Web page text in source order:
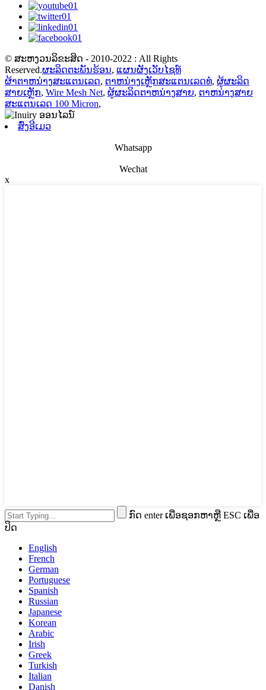
© ສະຫງວນລິຂະສິດ - 2010-2022 : All Rights
Reserved.ຜະລິດຕະພັນຮ້ອນ, ແຜນຜັງເວັບໄຊທ໌
ຜ້າຕາຫນ່າງສະແຕນເລດ, ຕາຫນ່າງເຫຼັກສະແຕນເລດທໍ, ຜູ້ຜະລິດ
ສາຍເຫຼັກ, Wire Mesh Net, ຜູ້ຜະລິດຕາຫນ່າງສາຍ, ຕາຫນ່າງສາຍ
ສະແຕນເລດ 100 Micron,
ສົ່ງອີເມວ
Whatsapp
Wechat
x
ກົດ enter ເພື່ອຊອກຫາຫຼື ESC ເພື່ອ
ປິດ
English
French
German
Portuguese
Spanish
Russian
Japanese
Korean
Arabic
Irish
Greek
Turkish
Italian
Danish